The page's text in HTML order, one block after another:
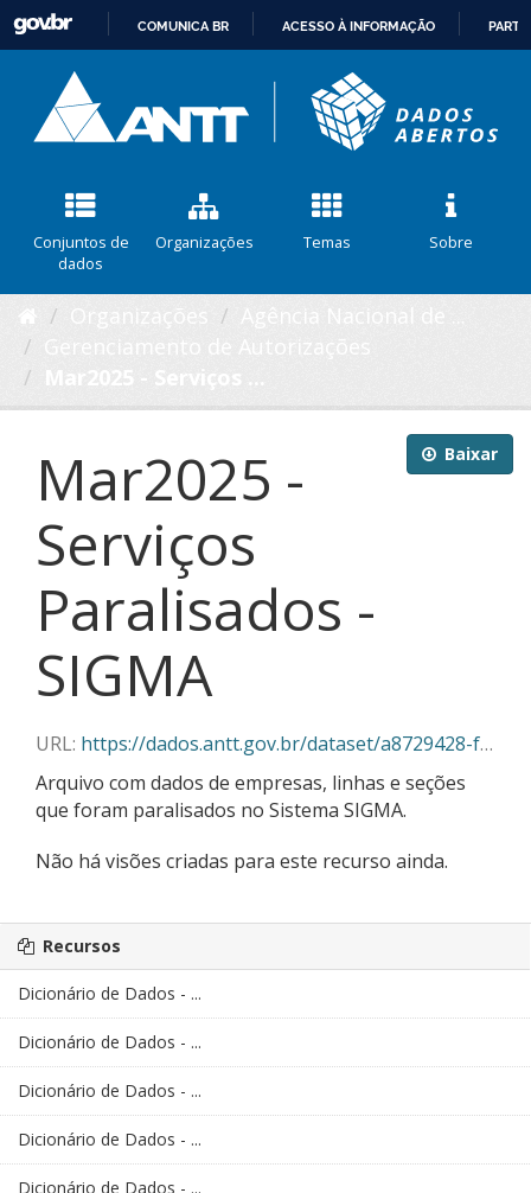
CONTEÚDO
COMUNICA BR ACESSO À INFORMAÇÃO
Conjuntos de
dados
Organizações Temas Sobre
Baixar
Mar2025 -
Serviços
Paralisados -
SIGMA
URL: https://dados.antt.gov.br/dataset/a8729428-f382-430c-abe5-6e5f85aa9a03/resource/899028a8-1509-4418-a0fe-536835e8ae49/download/03-2025_servicos_paralisados_sigma.json
Arquivo com dados de empresas, linhas e seções
que foram paralisados no Sistema SIGMA.
Não há visões criadas para este recurso ainda.
Recursos
Dicionário de Dados - ...
Dicionário de Dados - ...
Dicionário de Dados - ...
Dicionário de Dados - ...
Dicionário de Dados - ...